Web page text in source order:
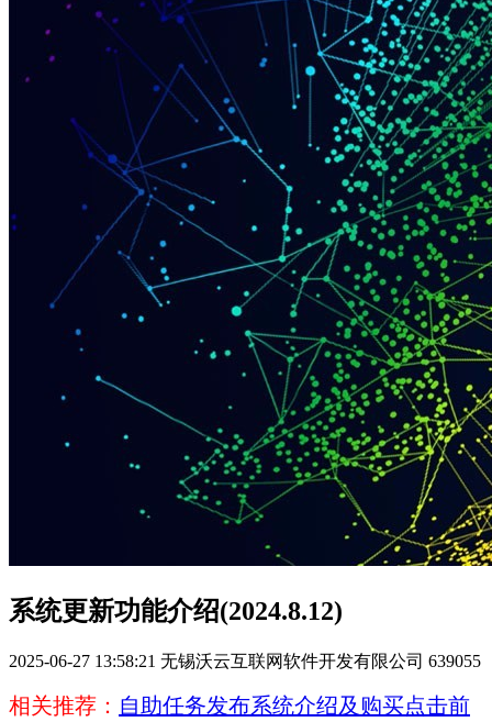
系统更新功能介绍(2024.8.12)
2025-06-27 13:58:21 无锡沃云互联网软件开发有限公司 639055
相关推荐： 自助任务发布系统介绍及购买点击前